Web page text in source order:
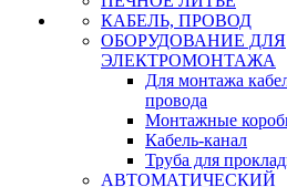
КАБЕЛЬ, ПРОВОД
ОБОРУДОВАНИЕ ДЛЯ
ЭЛЕКТРОМОНТАЖА
Для монтажа
провода
Монтажные
Кабель-канал
Труба для
АВТОМАТИЧЕСКИЙ